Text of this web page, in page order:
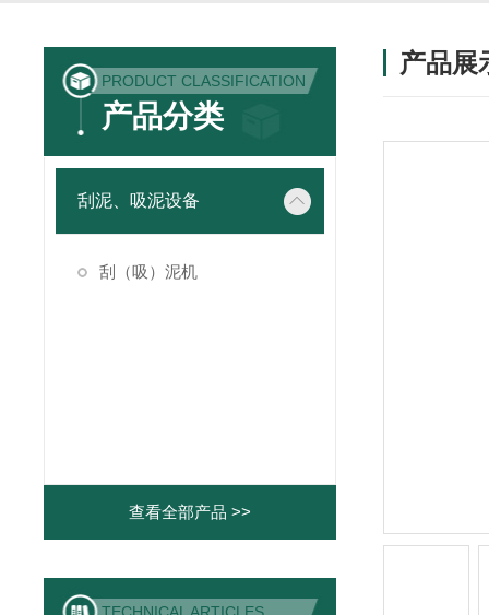
PRODUCT CLASSIFICATION
产品分类
刮泥、吸泥设备
刮（吸）泥机
查看全部产品 >>
产品展